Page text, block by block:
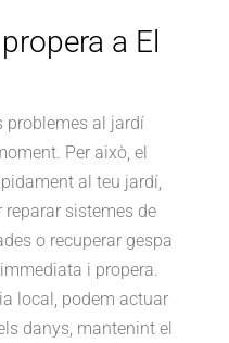
a El
problemes al jardí
Per això, el
al teu jardí,
reparar sistemes de
o recuperar gespa
i propera.
local, podem actuar
danys, mantenint el